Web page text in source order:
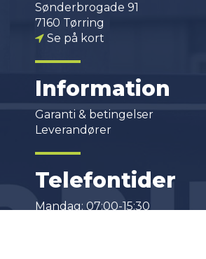
Sønderbrogade 91
7160 Tørring
Se på kort
Information
Garanti & betingelser
Leverandører
Telefontider
Mandag: 07:00-15:30